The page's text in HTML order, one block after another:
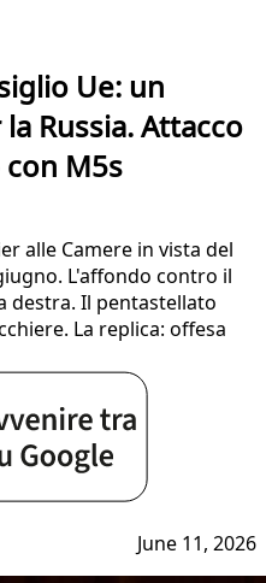
Ue: un
Russia. Attacco
M5s
alle Camere in vista del
L'affondo contro il
destra. Il pentastellato
La replica: offesa
June 11, 2026